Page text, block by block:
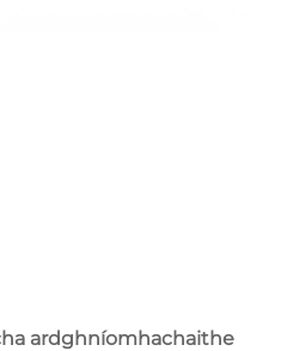
ardghníomhachaithe